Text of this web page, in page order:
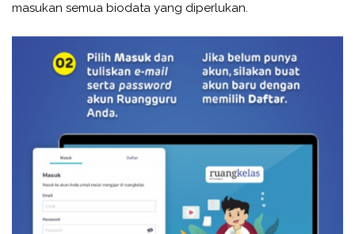
masukan semua biodata yang diperlukan.